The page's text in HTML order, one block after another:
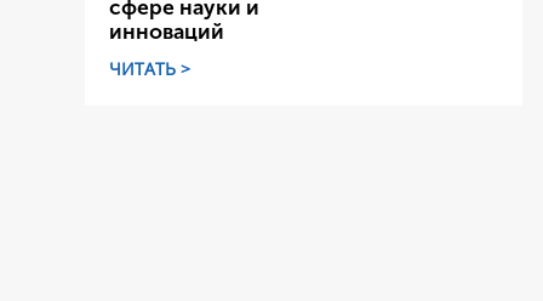
сфере науки и
инноваций
ЧИТАТЬ >